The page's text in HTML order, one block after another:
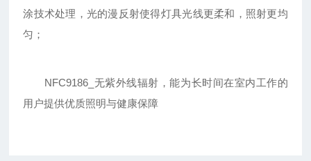
涂技术处理，光的漫反射使得灯具光线更柔和，照射更均
匀；
NFC9186_无紫外线辐射，能为长时间在室内工作的
用户提供优质照明与健康保障